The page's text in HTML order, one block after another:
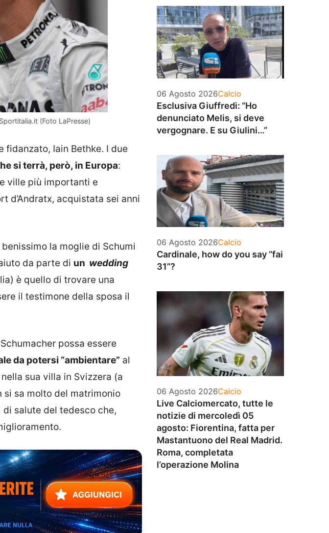
(Foto LaPresse)
Iain Bethke. I due
si terrà, però, in Europa:
ville più importanti e
d’Andratx, acquistata sei anni
la moglie di Schumi
da parte di un wedding
è quello di trovare una
il testimone della sposa il
possa essere
da potersi “ambientare” al
sua villa in Svizzera (a
si sa molto del matrimonio
salute del tedesco che,
06 Agosto 2026Categorie
Calcio
Esclusiva Giuffredi: “Ho
denunciato Melis, si deve
vergognare. E su Giulini…”
06 Agosto 2026Categorie
Calcio
Cardinale, how do you say “fai
31”?
06 Agosto 2026Categorie
Calcio
Live Calciomercato, tutte le
notizie di mercoledì 05
agosto: Fiorentina, fatta per
Mastantuono del Real Madrid.
Roma, completata
l’operazione Molina